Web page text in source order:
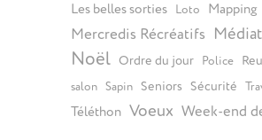
Les belles sorties Loto Mapping
Mercredis Récréatifs
Noël Ordre du jour Police
salon Sapin Seniors Sécurité
Téléthon Voeux Week-end